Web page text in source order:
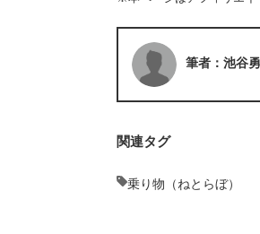
筆者：池谷
関連タグ
乗り物（ねとらぼ）